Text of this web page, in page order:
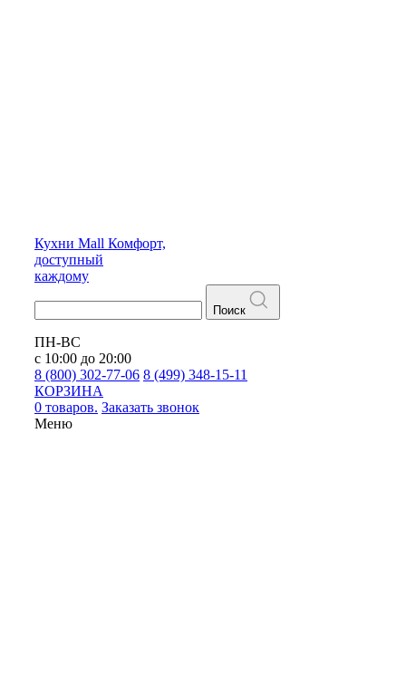
Кухни Mall Комфорт,
доступный
каждому
Поиск
ПН-ВС
с 10:00 до 20:00
8 (800) 302-77-06 8 (499) 348-15-11
КОРЗИНА
0 товаров. Заказать звонок
Меню